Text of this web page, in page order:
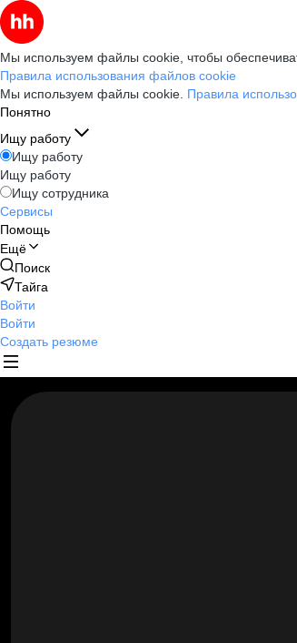
Мы используем файлы cookie, чтобы
Правила использования файлов cookie
Мы используем файлы cookie. Правила
Понятно
Ищу работу
Ищу работу
Ищу работу
Ищу сотрудника
Сервисы
Помощь
Ещё
Поиск
Тайга
Войти
Войти
Создать резюме